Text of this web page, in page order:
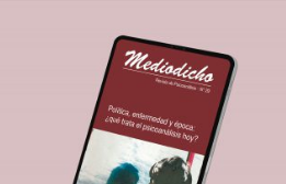
AÑADIR AL CARRITO /